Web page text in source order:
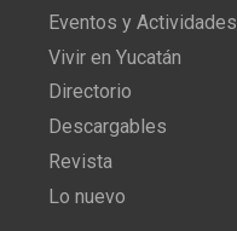
Eventos y Actividades
Vivir en Yucatán
Directorio
Descargables
Revista
Lo nuevo